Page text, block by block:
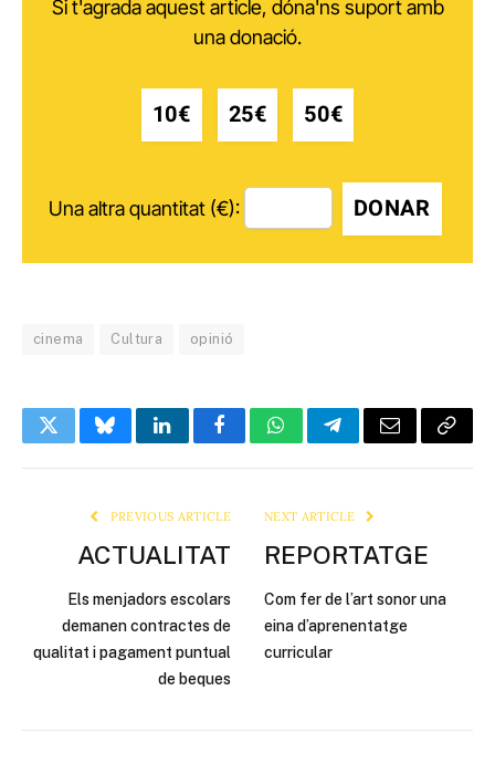
Si t'agrada aquest article, dóna'ns suport amb
una donació.
10€ 25€ 50€
Una altra quantitat (€): DONAR
cinema Cultura opinió
TwitterBlueskyLinkedInFacebookWhatsAppTelegramEmail Copy
PREVIOUS ARTICLE
ACTUALITAT
Els menjadors escolars
demanen contractes de
qualitat i pagament puntual
de beques
NEXT ARTICLE
REPORTATGE
Com fer de l’art sonor una
eina d’aprenentatge
curricular